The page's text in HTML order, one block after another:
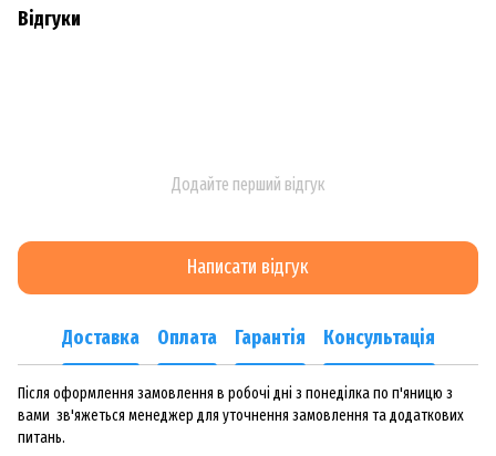
Відгуки
Додайте перший відгук
Написати відгук
Доставка Оплата Гарантія Консультація
Після оформлення замовлення в робочі дні з понеділка по п'яницю з
вами зв'яжеться менеджер для уточнення замовлення та додаткових
питань.